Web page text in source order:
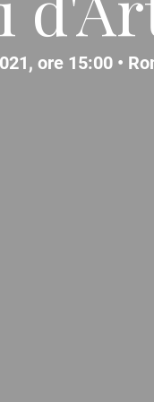
ore 15:00 •